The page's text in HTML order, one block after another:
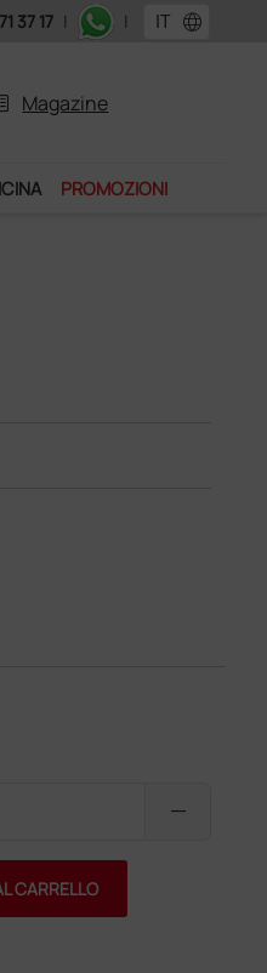
Club", un anno di spedizioni a
37 17 | | language
Magazine
PROMOZIONI
remove
CARRELLO